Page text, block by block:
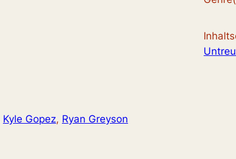
Kyle Gopez, Ryan Greyson